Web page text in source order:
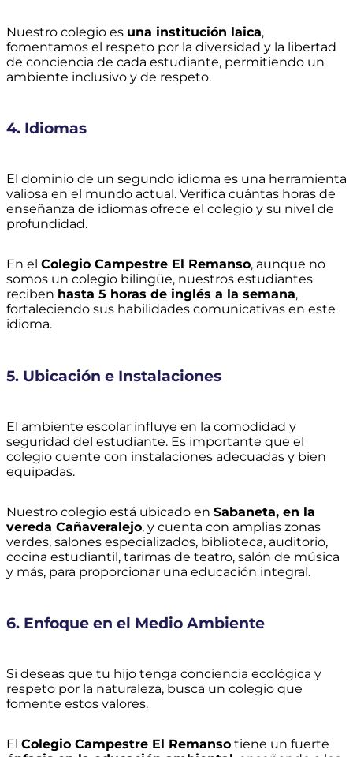
Nuestro colegio es una institución laica,
fomentamos el respeto por la diversidad y la libertad
de conciencia de cada estudiante, permitiendo un
ambiente inclusivo y de respeto.
4. Idiomas
El dominio de un segundo idioma es una herramienta
valiosa en el mundo actual. Verifica cuántas horas de
enseñanza de idiomas ofrece el colegio y su nivel de
profundidad.
En el Colegio Campestre El Remanso, aunque no
somos un colegio bilingüe, nuestros estudiantes
reciben hasta 5 horas de inglés a la semana,
fortaleciendo sus habilidades comunicativas en este
idioma.
5. Ubicación e Instalaciones
El ambiente escolar influye en la comodidad y
seguridad del estudiante. Es importante que el
colegio cuente con instalaciones adecuadas y bien
equipadas.
Nuestro colegio está ubicado en Sabaneta, en la
vereda Cañaveralejo, y cuenta con amplias zonas
verdes, salones especializados, biblioteca, auditorio,
cocina estudiantil, tarimas de teatro, salón de música
y más, para proporcionar una educación integral.
6. Enfoque en el Medio Ambiente
Si deseas que tu hijo tenga conciencia ecológica y
respeto por la naturaleza, busca un colegio que
fomente estos valores.
El Colegio Campestre El Remanso tiene un fuerte